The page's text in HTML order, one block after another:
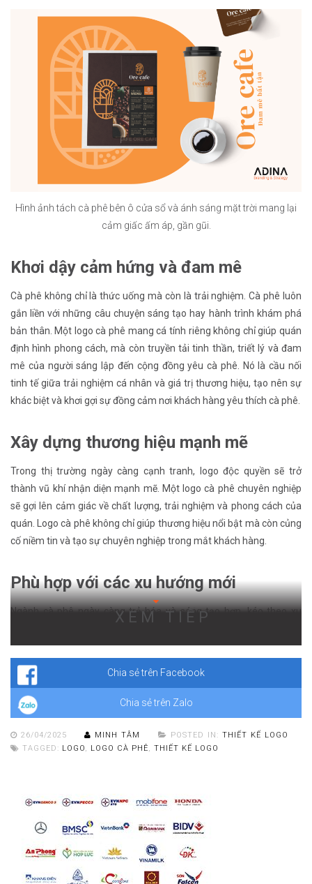
Hình ảnh tách cà phê bên ô cửa sổ và ánh sáng mặt trời mang lại
cảm giấc ấm áp, gần gũi.
Khơi dậy cảm hứng và đam mê
Cà phê không chỉ là thức uống mà còn là trải nghiệm. Cà phê luôn
gắn liền với những câu chuyện sáng tạo hay hành trình khám phá
bản thân. Một logo cà phê mang cá tính riêng không chỉ giúp quán
định hình phong cách, mà còn truyền tải tinh thần, triết lý và đam
mê của người sáng lập đến cộng đồng yêu cà phê. Nó là cầu nối
tinh tế giữa trải nghiệm cá nhân và giá trị thương hiệu, tạo nên sự
khác biệt và khơi gợi sự đồng cảm nơi khách hàng yêu thích cà phê.
Xây dựng thương hiệu mạnh mẽ
Trong thị trường ngày càng cạnh tranh, logo độc quyền sẽ trở
thành vũ khí nhận diện mạnh mẽ. Một logo cà phê chuyên nghiệp
sẽ gợi lên cảm giác về chất lượng, trải nghiệm và phong cách của
quán. Logo cà phê không chỉ giúp thương hiệu nổi bật mà còn củng
cố niềm tin và tạo sự chuyên nghiệp trong mắt khách hàng.
Phù hợp với các xu hướng mới
Ngành cà phê ngày càng trẻ hóa và sáng tạo hơn, kéo theo xu
hiện đại và có thể “nâng cấp” theo thời gian sẽ giúp thương hiệu giữ
vững vị thế mà vẫn bắt kịp thị hiếu thẩm mỹ mới.
XEM TIẾP
Chia sẻ trên Facebook
Chia sẻ trên Zalo
26/04/2025 MINH TÂM POSTED IN: THIẾT KẾ LOGO
TAGGED: LOGO, LOGO CÀ PHÊ, THIẾT KẾ LOGO